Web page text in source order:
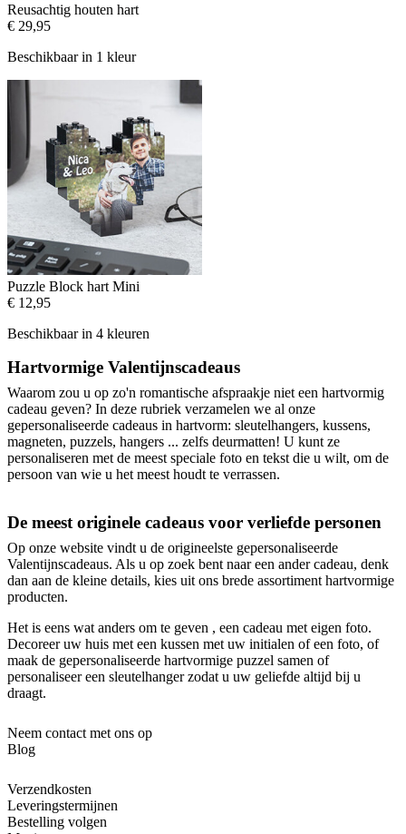
Reusachtig houten hart
€ 29,95
Beschikbaar in 1 kleur
Puzzle Block hart Mini
€ 12,95
Beschikbaar in 4 kleuren
Hartvormige Valentijnscadeaus
Waarom zou u op zo'n romantische afspraakje niet een hartvormig
cadeau geven? In deze rubriek verzamelen we al onze
gepersonaliseerde cadeaus in hartvorm: sleutelhangers, kussens,
magneten, puzzels, hangers ... zelfs deurmatten! U kunt ze
personaliseren met de meest speciale foto en tekst die u wilt, om de
persoon van wie u het meest houdt te verrassen.
De meest originele cadeaus voor verliefde personen
Op onze website vindt u de origineelste gepersonaliseerde
Valentijnscadeaus. Als u op zoek bent naar een ander cadeau, denk
dan aan de kleine details, kies uit ons brede assortiment hartvormige
producten.
Het is eens wat anders om te geven , een cadeau met eigen foto.
Decoreer uw huis met een kussen met uw initialen of een foto, of
maak de gepersonaliseerde hartvormige puzzel samen of
personaliseer een sleutelhanger zodat u uw geliefde altijd bij u
draagt.
Neem contact met ons op
Blog
Verzendkosten
Leveringstermijnen
Bestelling volgen